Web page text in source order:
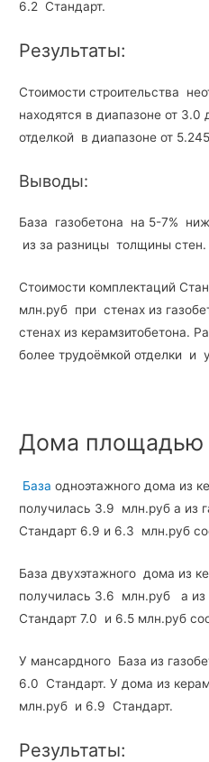
6.2 Стандарт.
Результаты:
Стоимости строительства
находятся в диапазоне от
отделкой в диапазоне от
Выводы:
База газобетона на 5-7%
из за разницы толщины стен.
Стоимости комплектаций
млн.руб при стенах из
стенах из керамзитобетона.
более трудоёмкой отделки и
Дома площадью
База одноэтажного дома из
получилась 3.9 млн.руб а из
Стандарт 6.9 и 6.3 млн.руб
База двухэтажного дома из
получилась 3.6 млн.руб а из
Стандарт 7.0 и 6.5 млн.руб
У мансардного База из
6.0 Стандарт. У дома из
млн.руб и 6.9 Стандарт.
Результаты: